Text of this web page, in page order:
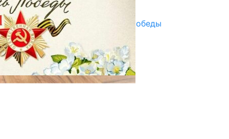
29.04.2025
Награды в преддверии Дня Победы
29.04.2025